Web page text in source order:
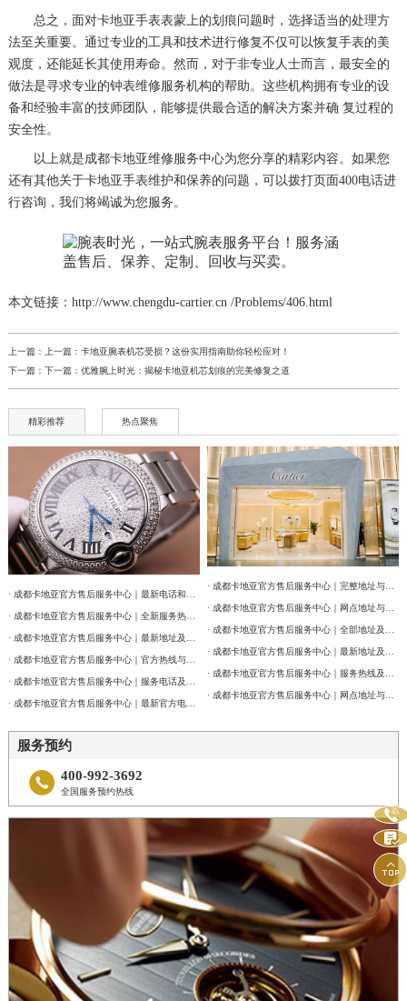
总之，面对卡地亚手表表蒙上的划痕问题时，选择适当的处理方
法至关重要。通过专业的工具和技术进行修复不仅可以恢复手表的美
观度，还能延长其使用寿命。然而，对于非专业人士而言，最安全的
做法是寻求专业的钟表维修服务机构的帮助。这些机构拥有专业的设
备和经验丰富的技师团队，能够提供最合适的解决方案并确 复过程的
安全性。
以上就是成都卡地亚维修服务中心为您分享的精彩内容。如果您
还有其他关于卡地亚手表维护和保养的问题，可以拨打页面400电话进
行咨询，我们将竭诚为您服务。
本文链接：http://www.chengdu-cartier.cn /Problems/406.html
上一篇：上一篇： 卡地亚腕表机芯受损？这份实用指南助你轻松应对！
下一篇：下一篇： 优雅腕上时光：揭秘卡地亚机芯划痕的完美修复之道
精彩推荐 热点聚焦
· 成都卡地亚官方售后服务中心｜全新服务热线及门店地址权威信息公告（2026年7月最新）
· 成都卡地亚官方售后服务中心｜官方热线与门店地址权威信息公示（2026年7月最新）
· 成都卡地亚官方售后服务中心｜最新官方电话和维修地址权威信息通告（2026年7月最新）
服务预约
 400-992-3692
全国服务预约热线


